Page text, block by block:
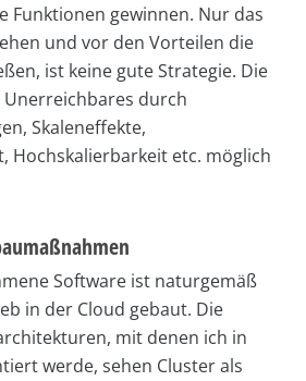
Funktionen gewinnen. Nur das
und vor den Vorteilen die
ist keine gute Strategie. Die
durch
Skaleneffekte,
Hochskalierbarkeit etc. möglich
Software ist naturgemäß
in der Cloud gebaut. Die
mit denen ich in
werde, sehen Cluster als